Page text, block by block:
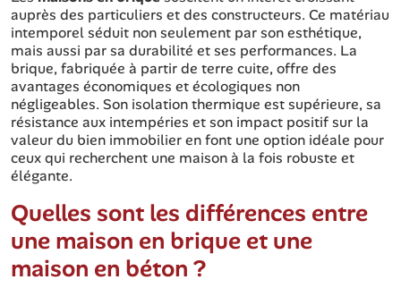
auprès des particuliers et des constructeurs. Ce matériau
intemporel séduit non seulement par son esthétique,
mais aussi par sa durabilité et ses performances. La
brique, fabriquée à partir de terre cuite, offre des
avantages économiques et écologiques non
négligeables. Son isolation thermique est supérieure, sa
résistance aux intempéries et son impact positif sur la
valeur du bien immobilier en font une option idéale pour
ceux qui recherchent une maison à la fois robuste et
élégante.
Quelles sont les différences entre
une maison en brique et une
maison en béton ?